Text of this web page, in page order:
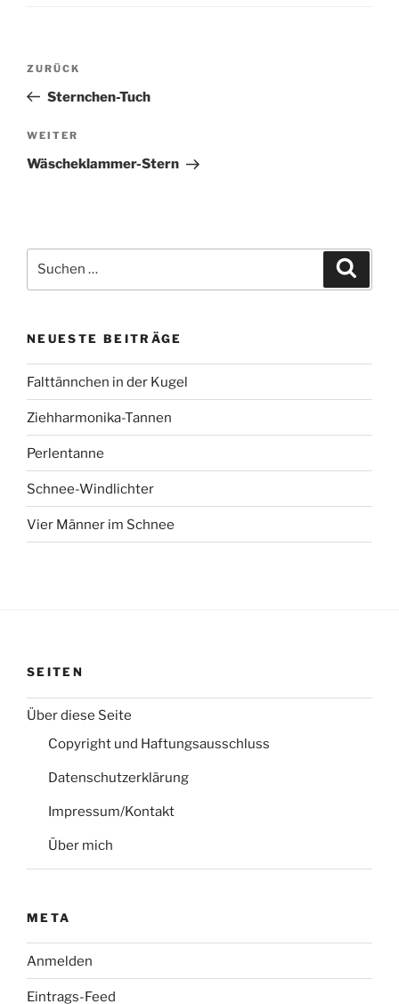
Beitragsnavigation
Vorheriger
Beitrag
ZURÜCK
Sternchen-Tuch
Nächster
Beitrag
WEITER
Wäscheklammer-Stern
nach:
NEUESTE BEITRÄGE
Falttännchen in der Kugel
Ziehharmonika-Tannen
Perlentanne
Schnee-Windlichter
Vier Männer im Schnee
SEITEN
Über diese Seite
Copyright und Haftungsausschluss
Datenschutzerklärung
Impressum/Kontakt
Über mich
META
Anmelden
Eintrags-Feed